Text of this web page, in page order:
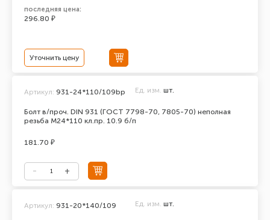
последняя цена:
296.80 ₽
Уточнить цену
Болт в/проч. DIN 931 (ГОСТ 7798-70, 7805-70) неполная
резьба М24*110 кл.пр. 10.9 б/п
Артикул: 931-24*110/109bp Ед. изм. шт.
181.70 ₽
Артикул: 931-20*140/109 Ед. изм. шт.